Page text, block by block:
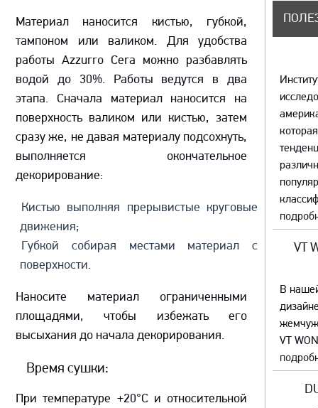
Материал наносится кистью, губкой,
тампоном или валиком. Для удобства
работы Azzurro Cera можно разбавлять
водой до 30%. Работы ведутся в два
этапа. Сначала материал наносится на
поверхность валиком или кистью, затем
сразу же, не давая материалу подсохнуть,
выполняется окончательное
декорирование:
Кистью выполняя прерывистые круговые
движения;
Губкой собирая местами материал с
поверхности.
Наносите материал ограниченными
площадями, чтобы избежать его
высыхания до начала декорирования.
Время сушки:
При температуре +20°С и относительной
VT
В
VT